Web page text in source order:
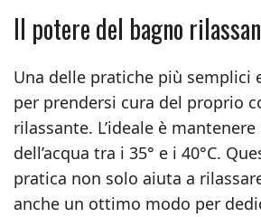
Il potere del bagno
Una delle pratiche più semplici
per prendersi cura del proprio
rilassante. L’ideale è
dell’acqua tra i 35° e i 40°C.
pratica non solo aiuta a
anche un ottimo modo per